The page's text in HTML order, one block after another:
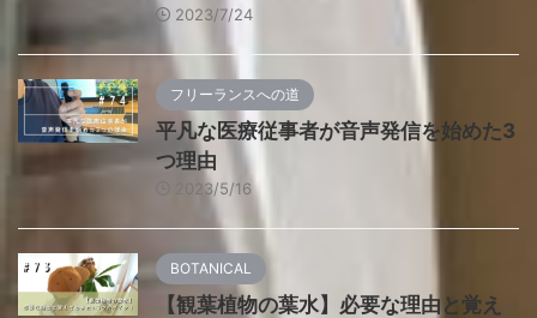
2023/7/24
フリーランスへの道
平凡な医療従事者が音声発信を始めた3
つ理由
2023/5/16
BOTANICAL
【観葉植物の葉水】必要な理由と覚え